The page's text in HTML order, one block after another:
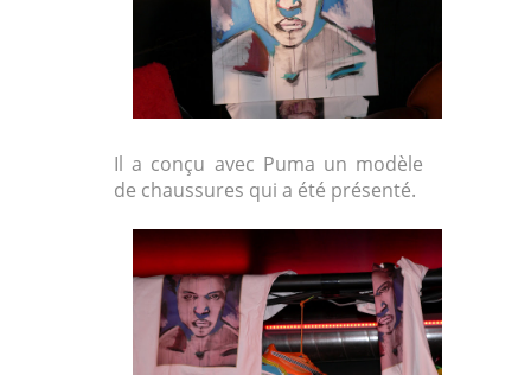
Il a conçu avec Puma un modèle
de chaussures qui a été présenté.